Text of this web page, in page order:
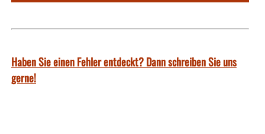
Haben Sie einen Fehler entdeckt? Dann schreiben Sie uns
gerne!